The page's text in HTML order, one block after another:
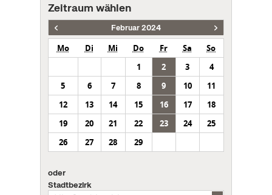
Zeitraum wählen
Februar 2024
Mo Di Mi Do Fr Sa
So
1
2 3
4
5
6 7 8 9 10
11
12
13 14 15 16 17
18
19
20 21 22 23 24
25
26
27 28 29
oder
Stadtbezirk